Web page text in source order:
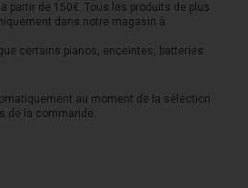
partir de 150€. Tous les produits de plus
dans notre magasin à
certains pianos, enceintes, batteries
au moment de la sélection
de la commande.